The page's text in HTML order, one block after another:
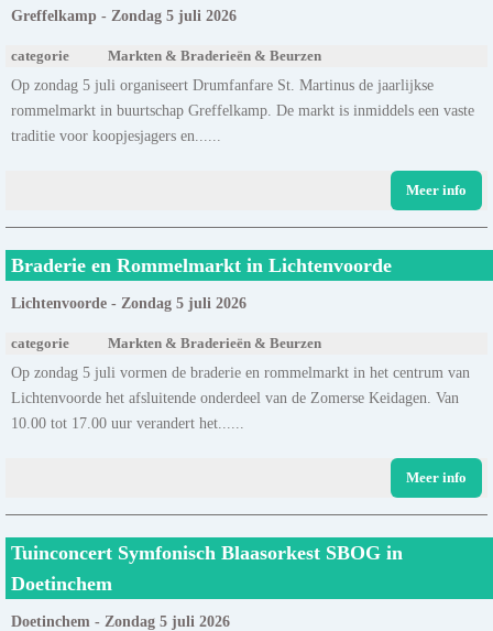
Greffelkamp - Zondag 5 juli 2026
categorie Markten & Braderieën & Beurzen
Op zondag 5 juli organiseert Drumfanfare St. Martinus de jaarlijkse
rommelmarkt in buurtschap Greffelkamp. De markt is inmiddels een vaste
traditie voor koopjesjagers en......
Meer info
Braderie en Rommelmarkt in Lichtenvoorde
Lichtenvoorde - Zondag 5 juli 2026
categorie Markten & Braderieën & Beurzen
Op zondag 5 juli vormen de braderie en rommelmarkt in het centrum van
Lichtenvoorde het afsluitende onderdeel van de Zomerse Keidagen. Van
10.00 tot 17.00 uur verandert het......
Meer info
Tuinconcert Symfonisch Blaasorkest SBOG in
Doetinchem
Doetinchem - Zondag 5 juli 2026